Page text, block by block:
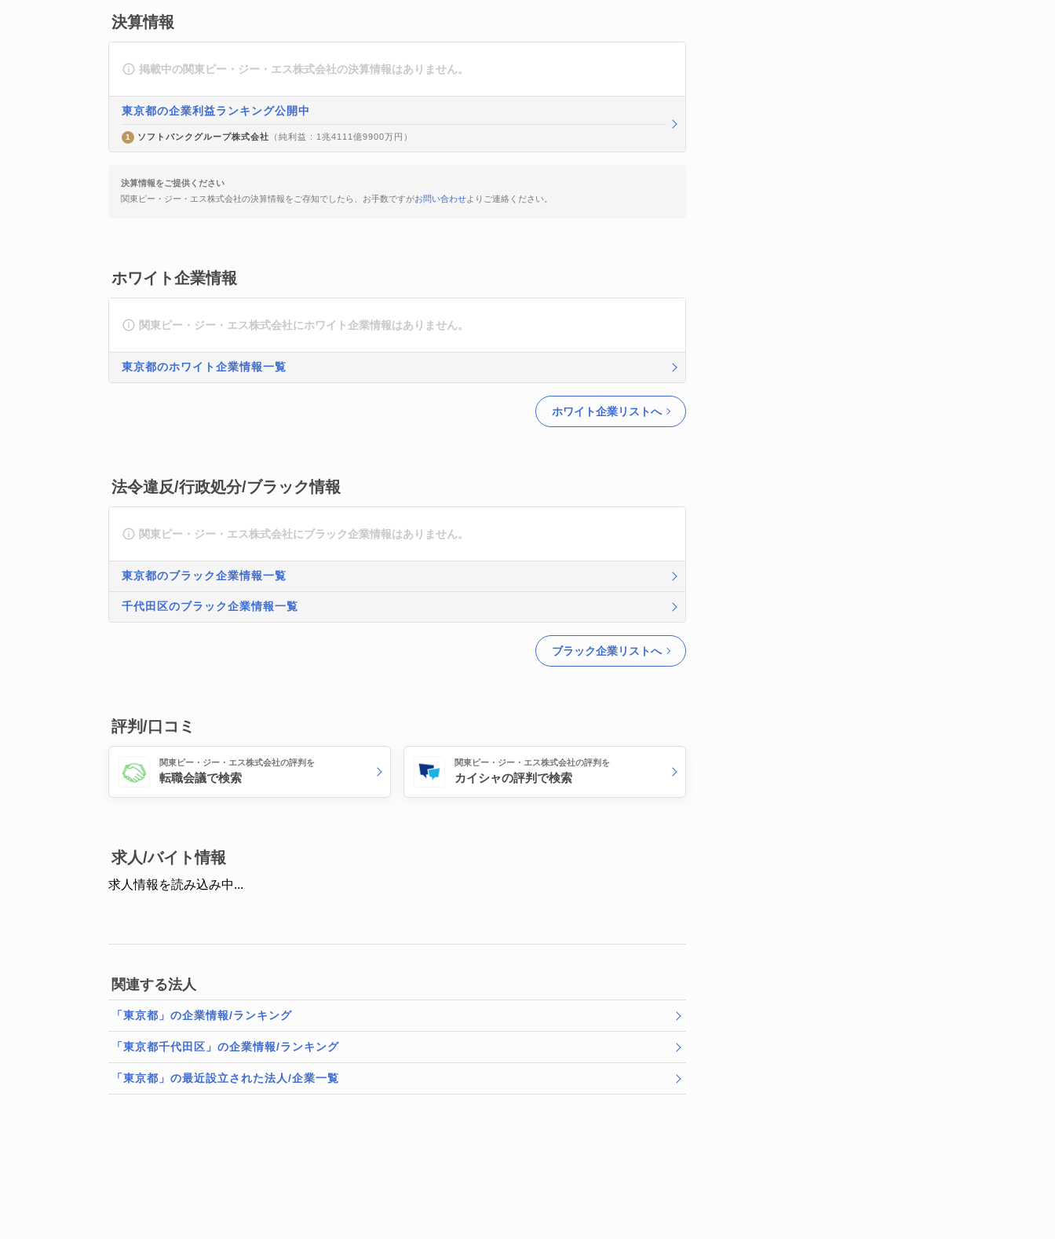
決算情報
掲載中の関東ピー・ジー・エス株式会社の決算情報はありません。
東京都の企業利益ランキング公開中
1 ソフトバンクグループ株式会社 （純利益 : 1兆4111億9900万円）
決算情報をご提供ください
関東ピー・ジー・エス株式会社の決算情報をご存知でしたら、お手数ですがお問い合わせよりご連絡ください。
ホワイト企業情報
関東ピー・ジー・エス株式会社にホワイト企業情報はありません。
東京都のホワイト企業情報一覧
ホワイト企業リストへ
法令違反/行政処分/ブラック情報
関東ピー・ジー・エス株式会社にブラック企業情報はありません。
東京都のブラック企業情報一覧
千代田区のブラック企業情報一覧
ブラック企業リストへ
評判/口コミ
関東ピー・ジー・エス株式会社の評判を
転職会議で検索
関東ピー・ジー・エス株式会社の評判を
カイシャの評判で検索
求人/バイト情報
求人情報を読み込み中...
関連する法人
「東京都」の企業情報/ランキング
「東京都千代田区」の企業情報/ランキング
「東京都」の最近設立された法人/企業一覧